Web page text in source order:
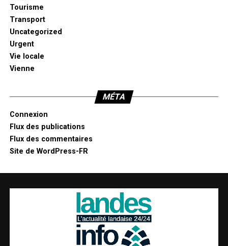
Tourisme
Transport
Uncategorized
Urgent
Vie locale
Vienne
MÉTA
Connexion
Flux des publications
Flux des commentaires
Site de WordPress-FR